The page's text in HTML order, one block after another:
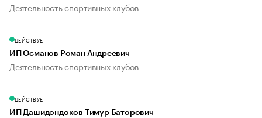
Деятельность спортивных клубов
ДЕЙСТВУЕТ
ИП Османов Роман Андреевич
Деятельность спортивных клубов
ДЕЙСТВУЕТ
ИП Дашидондоков Тимур Баторович